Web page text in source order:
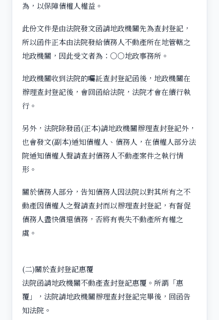
為，以保障債權人權益。
此份文件是由法院發文函請地政機關先為查封登記，
所以函件正本由法院發給債務人不動產所在地管轄之
地政機關，因此受文者為：○○地政事務所。
地政機關收到法院的囑託查封登記函後，地政機關在
辦理查封登記後，會回函給法院，法院才會在續行執
行。
另外，法院除發函(正本)請地政機關辦理查封登記外，
也會發文(副本)通知債權人、債務人，在債權人部分法
院通知債權人聲請查封債務人不動產案件之執行情
形。
關於債務人部分，告知債務人因法院以對其所有之不
動產因債權人之聲請查封而以辦理查封登記，有督促
債務人盡快償還債務，否將有喪失不動產所有權之
虞。
(二)關於查封登記惠覆
法院函請地政機關不動產查封登記惠覆。所謂「惠
覆」，法院請地政機關辦理查封登記完畢後，回函告
知法院。